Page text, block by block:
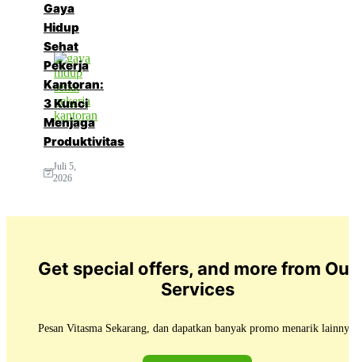
Gaya
Hidup
Sehat
Pekerja
Kantoran:
3 Kunci
Menjaga
Produktivitas
Juli 5,
2026
Get special offers, and more from
Services
Pesan Vitasma Sekarang, dan dapatkan banyak promo menarik